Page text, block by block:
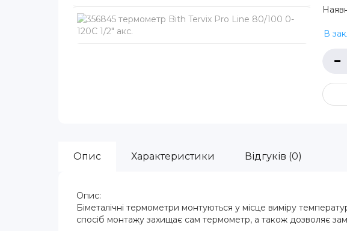
В
Опис Характеристики Відгуків (0)
Опис:
Біметалічні термометри монтуються у місце виміру
спосіб монтажу захищає сам термометр, а також дозволяє